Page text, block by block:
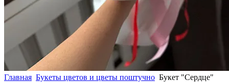
Главная Букеты цветов и цветы поштучно Букет "Сердце"